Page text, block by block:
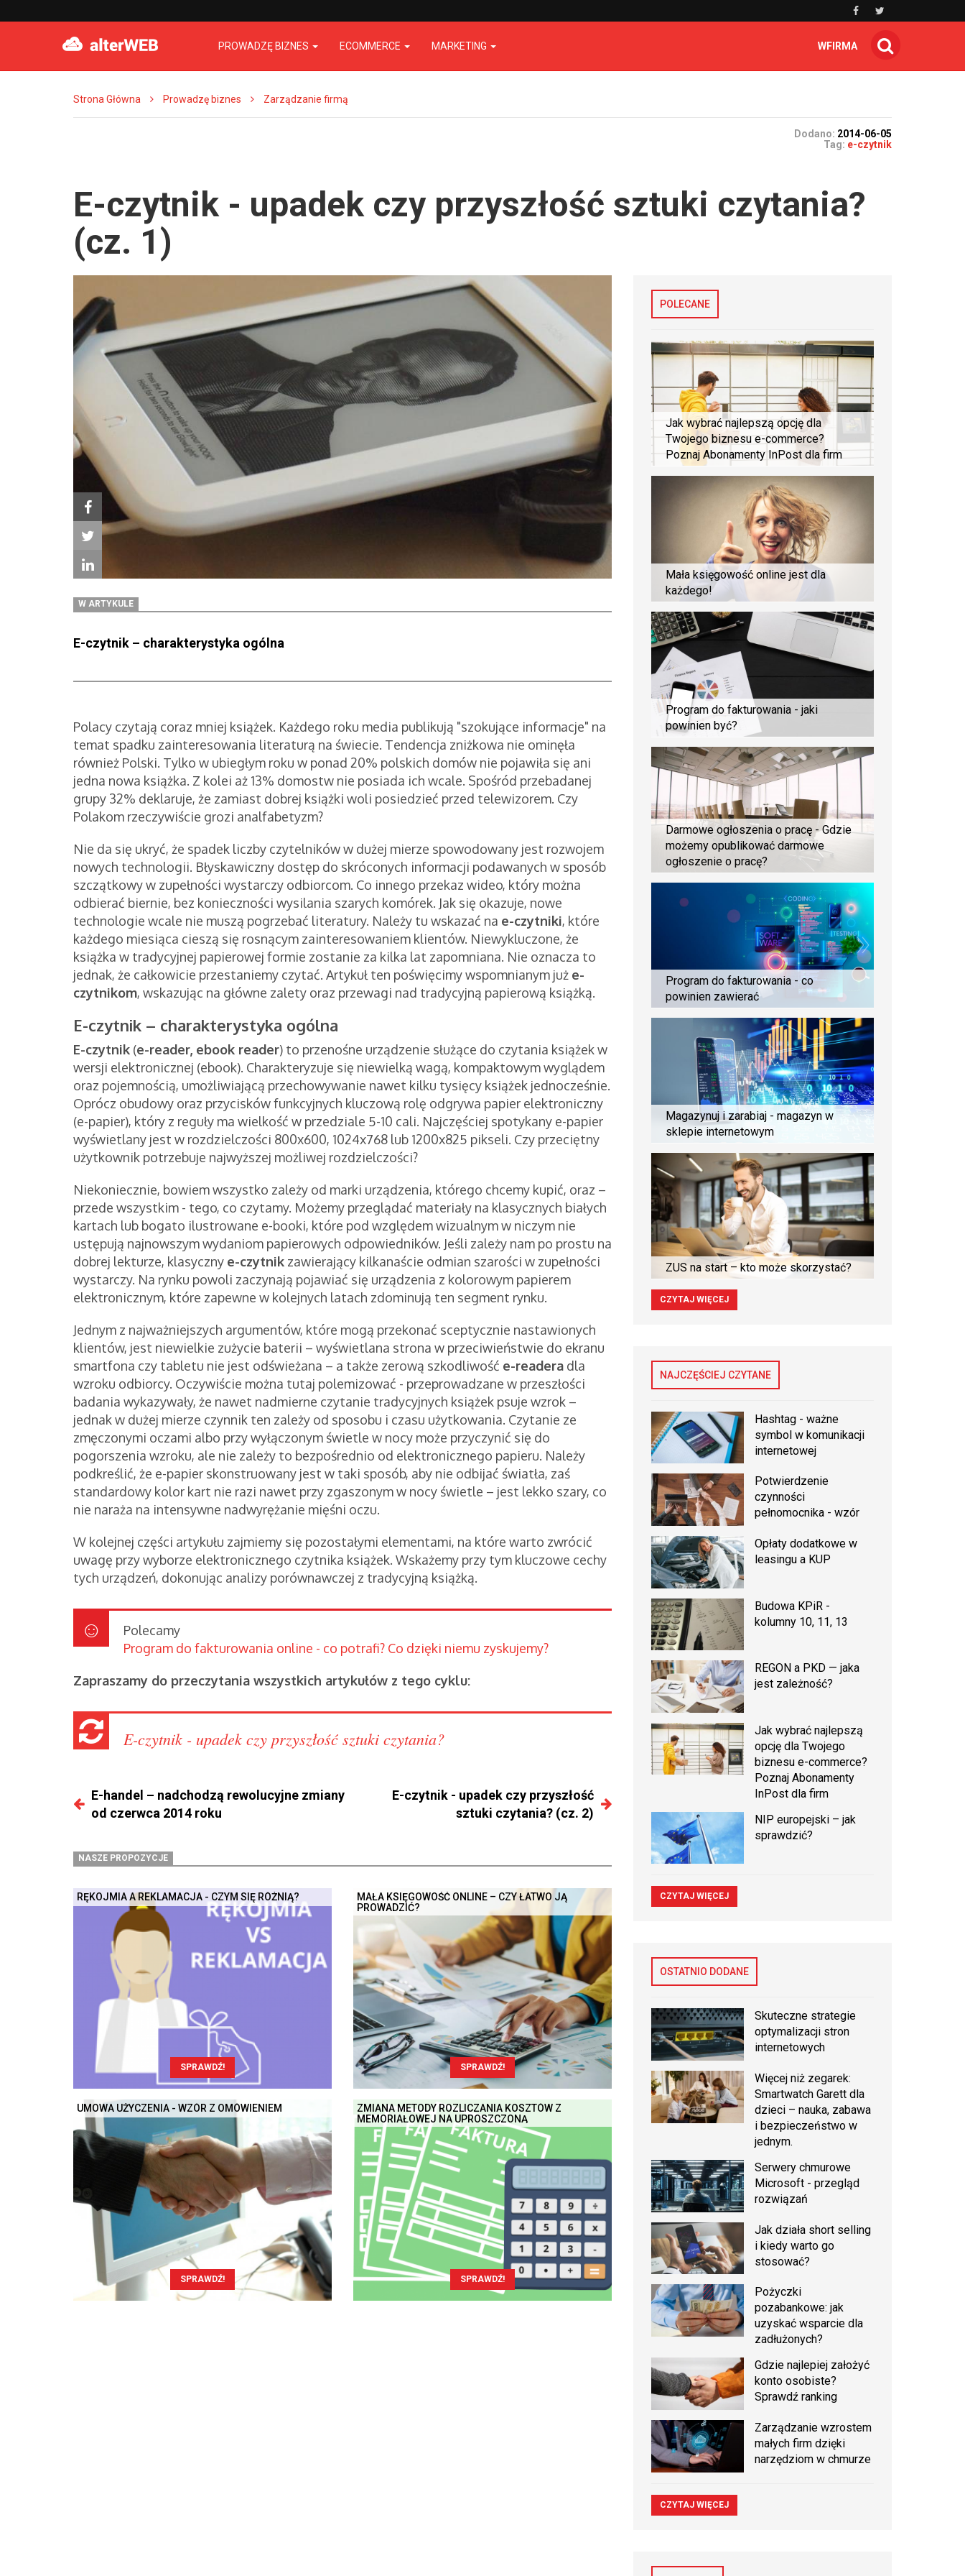
PROWADZĘ BIZNES ECOMMERCE MARKETING WFIRMA
Strona Główna Prowadzę biznes Zarządzanie firmą
Dodano: 2014-06-05
Tag: e-czytnik
E-czytnik - upadek czy przyszłość sztuki czytania?
(cz. 1)
W ARTYKULE
E-czytnik – charakterystyka ogólna
Polacy czytają coraz mniej książek. Każdego roku media publikują "szokujące informacje" na
temat spadku zainteresowania literaturą na świecie. Tendencja zniżkowa nie ominęła
również Polski. Tylko w ubiegłym roku w ponad 20% polskich domów nie pojawiła się ani
jedna nowa książka. Z kolei aż 13% domostw nie posiada ich wcale. Spośród przebadanej
grupy 32% deklaruje, że zamiast dobrej książki woli posiedzieć przed telewizorem. Czy
Polakom rzeczywiście grozi analfabetyzm?
Nie da się ukryć, że spadek liczby czytelników w dużej mierze spowodowany jest rozwojem
nowych technologii. Błyskawiczny dostęp do skróconych informacji podawanych w sposób
szczątkowy w zupełności wystarczy odbiorcom. Co innego przekaz wideo, który można
odbierać biernie, bez konieczności wysilania szarych komórek. Jak się okazuje, nowe
technologie wcale nie muszą pogrzebać literatury. Należy tu wskazać na e-czytniki, które
każdego miesiąca cieszą się rosnącym zainteresowaniem klientów. Niewykluczone, że
książka w tradycyjnej papierowej formie zostanie za kilka lat zapomniana. Nie oznacza to
jednak, że całkowicie przestaniemy czytać. Artykuł ten poświęcimy wspomnianym już e-
czytnikom, wskazując na główne zalety oraz przewagi nad tradycyjną papierową książką.
E-czytnik – charakterystyka ogólna
E-czytnik (e-reader, ebook reader) to przenośne urządzenie służące do czytania książek w
wersji elektronicznej (ebook). Charakteryzuje się niewielką wagą, kompaktowym wyglądem
oraz pojemnością, umożliwiającą przechowywanie nawet kilku tysięcy książek jednocześnie.
Oprócz obudowy oraz przycisków funkcyjnych kluczową rolę odgrywa papier elektroniczny
(e-papier), który z reguły ma wielkość w przedziale 5-10 cali. Najczęściej spotykany e-papier
wyświetlany jest w rozdzielczości 800x600, 1024x768 lub 1200x825 pikseli. Czy przeciętny
użytkownik potrzebuje najwyższej możliwej rozdzielczości?
Niekoniecznie, bowiem wszystko zależy od marki urządzenia, którego chcemy kupić, oraz –
przede wszystkim - tego, co czytamy. Możemy przeglądać materiały na klasycznych białych
kartach lub bogato ilustrowane e-booki, które pod względem wizualnym w niczym nie
ustępują najnowszym wydaniom papierowych odpowiedników. Jeśli zależy nam po prostu na
dobrej lekturze, klasyczny e-czytnik zawierający kilkanaście odmian szarości w zupełności
wystarczy. Na rynku powoli zaczynają pojawiać się urządzenia z kolorowym papierem
elektronicznym, które zapewne w kolejnych latach zdominują ten segment rynku.
Jednym z najważniejszych argumentów, które mogą przekonać sceptycznie nastawionych
klientów, jest niewielkie zużycie baterii – wyświetlana strona w przeciwieństwie do ekranu
smartfona czy tabletu nie jest odświeżana – a także zerową szkodliwość e-readera dla
wzroku odbiorcy. Oczywiście można tutaj polemizować - przeprowadzane w przeszłości
badania wykazywały, że nawet nadmierne czytanie tradycyjnych książek psuje wzrok –
jednak w dużej mierze czynnik ten zależy od sposobu i czasu użytkowania. Czytanie ze
zmęczonymi oczami albo przy wyłączonym świetle w nocy może przyczynić się do
pogorszenia wzroku, ale nie zależy to bezpośrednio od elektronicznego papieru. Należy
podkreślić, że e-papier skonstruowany jest w taki sposób, aby nie odbijać światła, zaś
standardowy kolor kart nie razi nawet przy zgaszonym w nocy świetle – jest lekko szary, co
nie naraża na intensywne nadwyrężanie mięśni oczu.
W kolejnej części artykułu zajmiemy się pozostałymi elementami, na które warto zwrócić
uwagę przy wyborze elektronicznego czytnika książek. Wskażemy przy tym kluczowe cechy
tych urządzeń, dokonując analizy porównawczej z tradycyjną książką.
Polecamy
Program do fakturowania online - co potrafi? Co dzięki niemu zyskujemy?
Zapraszamy do przeczytania wszystkich artykułów z tego cyklu:
E-czytnik - upadek czy przyszłość sztuki czytania?
E-handel – nadchodzą rewolucyjne zmiany
od czerwca 2014 roku
E-czytnik - upadek czy przyszłość
sztuki czytania? (cz. 2)
NASZE PROPOZYCJE
RĘKOJMIA A REKLAMACJA - CZYM SIĘ RÓŻNIĄ?
SPRAWDŹ!
MAŁA KSIĘGOWOŚĆ ONLINE – CZY ŁATWO JĄ
PROWADZIĆ?
SPRAWDŹ!
UMOWA UŻYCZENIA - WZÓR Z OMÓWIENIEM
SPRAWDŹ!
ZMIANA METODY ROZLICZANIA KOSZTÓW Z
MEMORIAŁOWEJ NA UPROSZCZONĄ
SPRAWDŹ!
POLECANE
Jak wybrać najlepszą opcję dla
Twojego biznesu e-commerce?
Poznaj Abonamenty InPost dla firm
Mała księgowość online jest dla
każdego!
Program do fakturowania - jaki
powinien być?
Darmowe ogłoszenia o pracę - Gdzie
możemy opublikować darmowe
ogłoszenie o pracę?
Program do fakturowania - co
powinien zawierać
Magazynuj i zarabiaj - magazyn w
sklepie internetowym
ZUS na start – kto może skorzystać?
CZYTAJ WIĘCEJ
NAJCZĘŚCIEJ CZYTANE
Hashtag - ważne
symbol w komunikacji
internetowej
Potwierdzenie
czynności
pełnomocnika - wzór
Opłaty dodatkowe w
leasingu a KUP
Budowa KPiR -
kolumny 10, 11, 13
REGON a PKD — jaka
jest zależność?
Jak wybrać najlepszą
opcję dla Twojego
biznesu e-commerce?
Poznaj Abonamenty
InPost dla firm
NIP europejski – jak
sprawdzić?
CZYTAJ WIĘCEJ
OSTATNIO DODANE
Skuteczne strategie
optymalizacji stron
internetowych
Więcej niż zegarek:
Smartwatch Garett dla
dzieci – nauka, zabawa
i bezpieczeństwo w
jednym.
Serwery chmurowe
Microsoft - przegląd
rozwiązań
Jak działa short selling
i kiedy warto go
stosować?
Pożyczki
pozabankowe: jak
uzyskać wsparcie dla
zadłużonych?
Gdzie najlepiej założyć
konto osobiste?
Sprawdź ranking
Zarządzanie wzrostem
małych firm dzięki
narzędziom w chmurze
CZYTAJ WIĘCEJ